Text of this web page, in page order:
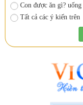
Con được ăn gì?
Tất cả các ý kiến trên